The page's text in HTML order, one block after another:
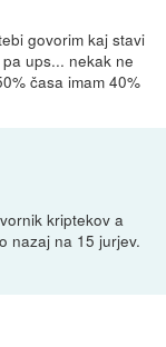
govorim kaj stavi
ups... nekak ne
časa imam 40%
kriptekov a
nazaj na 15 jurjev.